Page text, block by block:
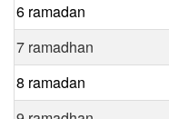
6 ramadan
7 ramadhan
8 ramadan